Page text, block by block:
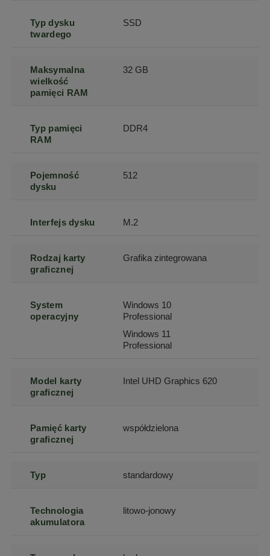
Typ dysku
twardego
SSD
Maksymalna
wielkość
pamięci RAM
32 GB
Typ pamięci
RAM
DDR4
Pojemność
dysku
512
Interfejs dysku M.2
Rodzaj karty
graficznej
Grafika zintegrowana
System
operacyjny
Windows 10
Professional
Windows 11
Professional
Model karty
graficznej
Intel UHD Graphics 620
Pamięć karty
graficznej
współdzielona
Typ standardowy
Technologia
akumulatora
litowo-jonowy